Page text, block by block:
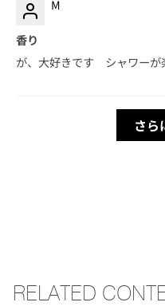
M
香り
が、大好きです シャワーが
さら
RELATED